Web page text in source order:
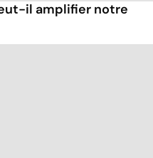
il amplifier notre